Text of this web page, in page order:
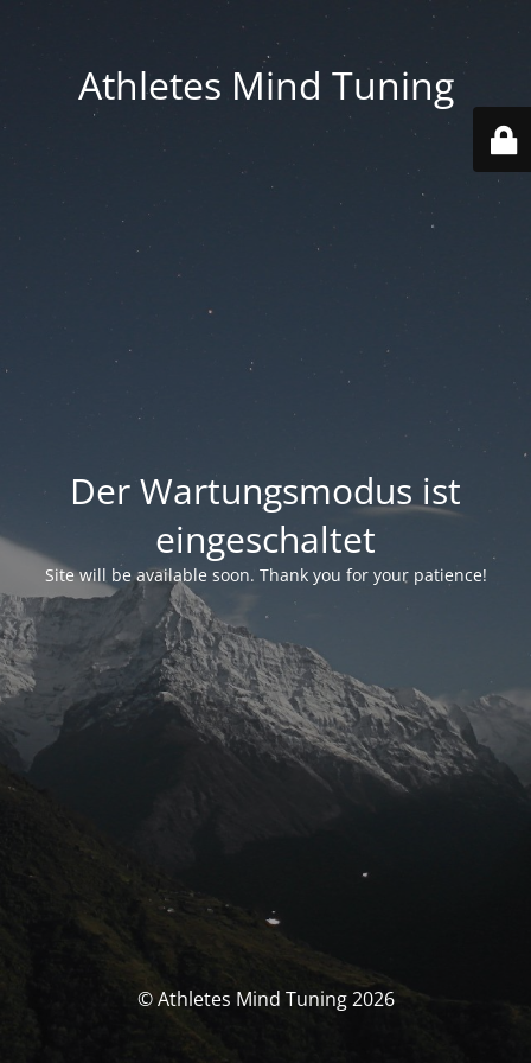
Athletes Mind Tuning
Der Wartungsmodus ist
eingeschaltet
Site will be available soon. Thank you for your patience!
© Athletes Mind Tuning 2026